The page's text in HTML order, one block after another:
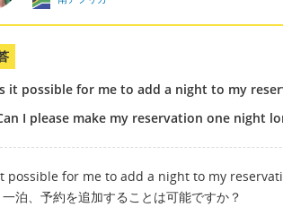
it possible for me to add a night to my
I please make my reservation one night
possible for me to add a night to my
一泊、予約を追加することは可能ですか？